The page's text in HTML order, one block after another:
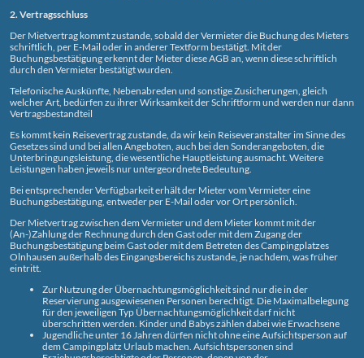
2. Vertragsschluss
Der Mietvertrag kommt zustande, sobald der Vermieter die Buchung des Mieters
schriftlich, per E-Mail oder in anderer Textform bestätigt. Mit der
Buchungsbestätigung erkennt der Mieter diese AGB an, wenn diese schriftlich
durch den Vermieter bestätigt wurden.
Telefonische Auskünfte, Nebenabreden und sonstige Zusicherungen, gleich
welcher Art, bedürfen zu ihrer Wirksamkeit der Schriftform und werden nur dann
Vertragsbestandteil
Es kommt kein Reisevertrag zustande, da wir kein Reiseveranstalter im Sinne des
Gesetzes sind und bei allen Angeboten, auch bei den Sonderangeboten, die
Unterbringungsleistung, die wesentliche Hauptleistung ausmacht. Weitere
Leistungen haben jeweils nur untergeordnete Bedeutung.
Bei entsprechender Verfügbarkeit erhält der Mieter vom Vermieter eine
Buchungsbestätigung, entweder per E-Mail oder vor Ort persönlich.
Der Mietvertrag zwischen dem Vermieter und dem Mieter kommt mit der
(An-)Zahlung der Rechnung durch den Gast oder mit dem Zugang der
Buchungsbestätigung beim Gast oder mit dem Betreten des Campingplatzes
Olnhausen außerhalb des Eingangsbereichs zustande, je nachdem, was früher
eintritt.
Zur Nutzung der Übernachtungsmöglichkeit sind nur die in der
Reservierung ausgewiesenen Personen berechtigt. Die Maximalbelegung
für den jeweiligen Typ Übernachtungsmöglichkeit darf nicht
überschritten werden. Kinder und Babys zählen dabei wie Erwachsene
Jugendliche unter 16 Jahren dürfen nicht ohne eine Aufsichtsperson auf
dem Campingplatz Urlaub machen. Aufsichtspersonen sind